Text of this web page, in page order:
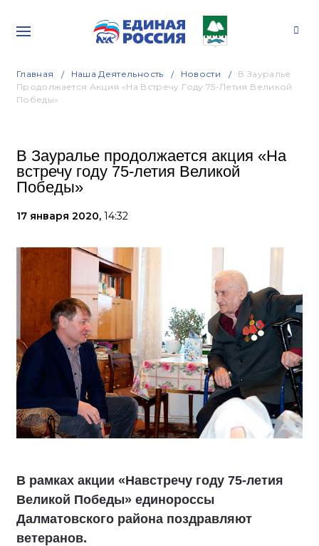
Главная Наша Деятельность Новости
В Зауралье
Продолжается Акция «На Встречу Году 75-Летия Великой
Победы»
В Зауралье продолжается акция «На
встречу году 75-летия Великой
Победы»
17 января 2020, 14:32
В рамках акции «Навстречу году 75-летия
Великой Победы» единороссы
Далматовского района поздравляют
ветеранов.